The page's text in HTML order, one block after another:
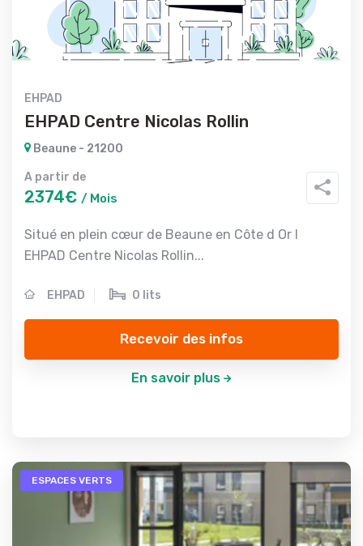
EHPAD
EHPAD Centre Nicolas Rollin
Beaune - 21200
A partir de
2374€ / Mois
Situé en plein cœur de Beaune en Côte d Or l
EHPAD Centre Nicolas Rollin...
EHPAD 0 lits
Recevoir des infos
En savoir plus
ESPACES VERTS